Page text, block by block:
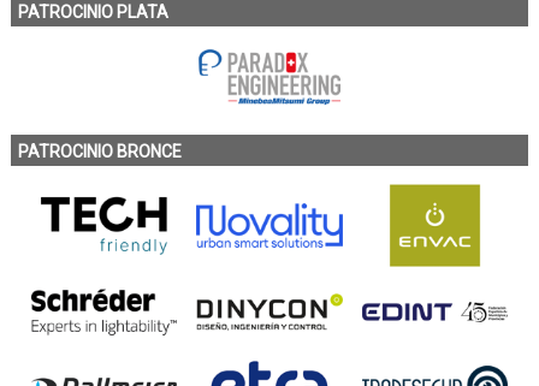
PATROCINIO PLATA
PATROCINIO BRONCE